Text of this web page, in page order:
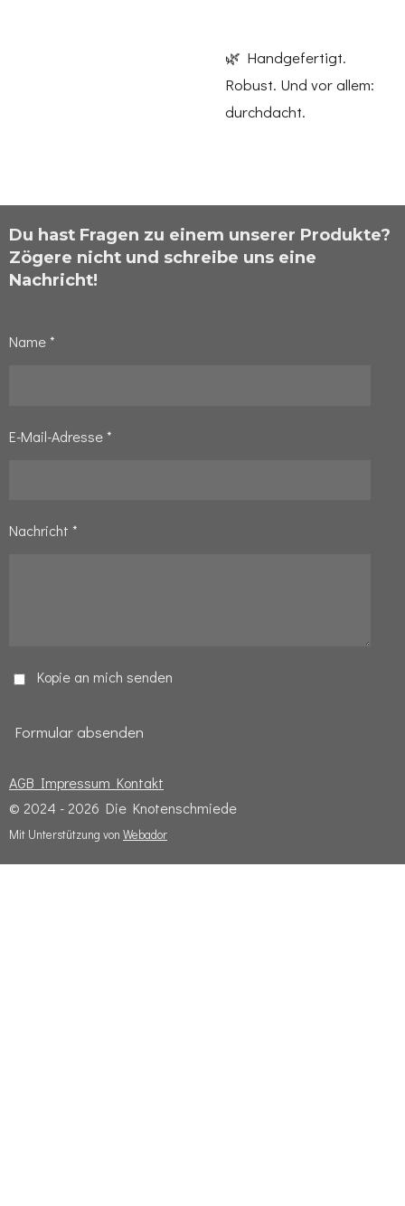
🌿 Handgefertigt.
Robust. Und vor allem:
durchdacht.
Du hast Fragen zu einem unserer Produkte?
Zögere nicht und schreibe uns eine
Nachricht!
Name *
E-Mail-Adresse *
Nachricht *
Kopie an mich senden
Formular absenden
AGB Impressum Kontakt
© 2024 - 2026 Die Knotenschmiede
Mit Unterstützung von Webador